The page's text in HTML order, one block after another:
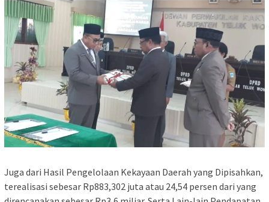
Juga dari Hasil Pengelolaan Kekayaan Daerah yang Dipisahkan,
terealisasi sebesar Rp883,302 juta atau 24,54 persen dari yang